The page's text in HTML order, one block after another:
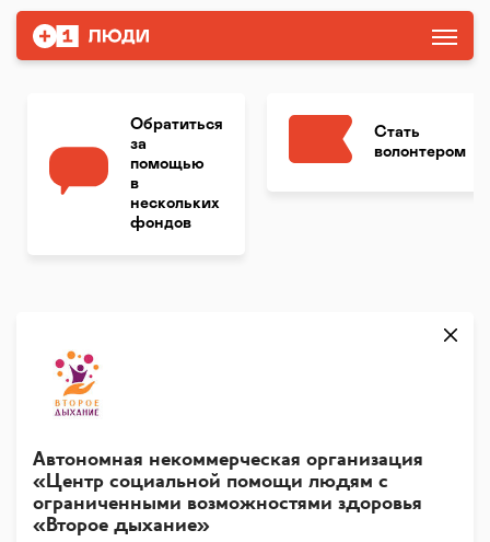
Обратиться
за
помощью
в
нескольких
фондов
Стать
волонтером
Автономная некоммерческая организация
«Центр социальной помощи людям с
ограниченными возможностями здоровья
«Второе дыхание»